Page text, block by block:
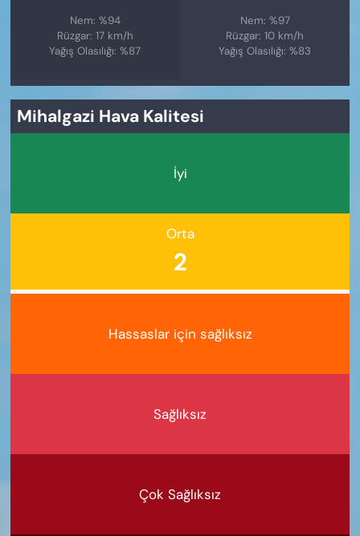
Nem: %94
Rüzgar: 17 km/h
Yağış Olasılığı: %87
Nem: %97
Rüzgar: 10 km/h
Yağış Olasılığı: %83
Mihalgazi Hava Kalitesi
İyi
Orta
2
Hassaslar için sağlıksız
Sağlıksız
Çok Sağlıksız